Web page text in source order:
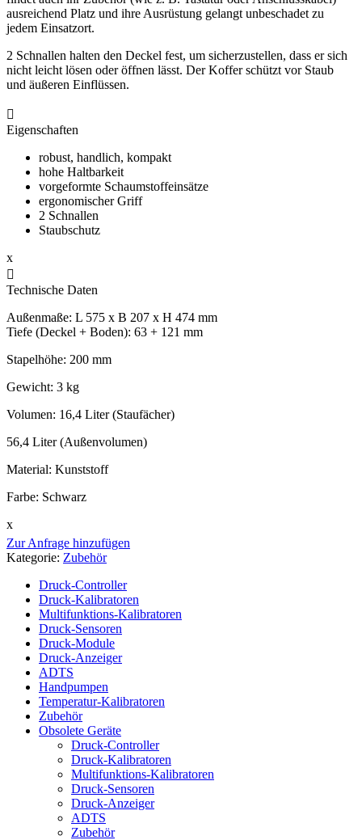
ausreichend Platz und ihre Ausrüstung gelangt unbeschadet zu
jedem Einsatzort.
2 Schnallen halten den Deckel fest, um sicherzustellen, dass er sich
nicht leicht lösen oder öffnen lässt. Der Koffer schützt vor Staub
und äußeren Einflüssen.

Eigenschaften
robust, handlich, kompakt
hohe Haltbarkeit
vorgeformte Schaumstoffeinsätze
ergonomischer Griff
2 Schnallen
Staubschutz
x

Technische Daten
Außenmaße: L 575 x B 207 x H 474 mm
Tiefe (Deckel + Boden): 63 + 121 mm
Stapelhöhe: 200 mm
Gewicht: 3 kg
Volumen: 16,4 Liter (Staufächer)
56,4 Liter (Außenvolumen)
Material: Kunststoff
Farbe: Schwarz
x
Zur Anfrage hinzufügen
Kategorie: Zubehör
Druck-Controller
Druck-Kalibratoren
Multifunktions-Kalibratoren
Druck-Sensoren
Druck-Module
Druck-Anzeiger
ADTS
Handpumpen
Temperatur-Kalibratoren
Zubehör
Obsolete Geräte
Druck-Controller
Druck-Kalibratoren
Multifunktions-Kalibratoren
Druck-Sensoren
Druck-Anzeiger
ADTS
Zubehör